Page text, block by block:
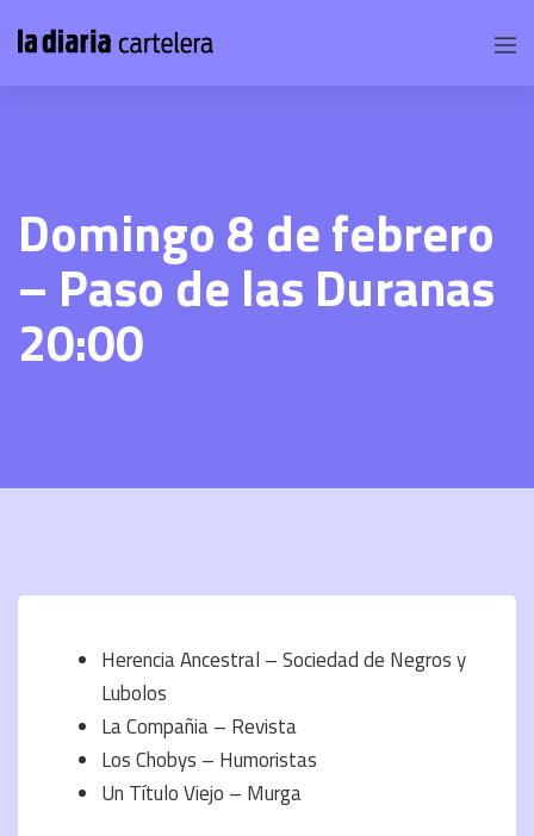
Domingo 8 de febrero
– Paso de las Duranas
20:00
Herencia Ancestral – Sociedad de Negros y
Lubolos
La Compañia – Revista
Los Chobys – Humoristas
Un Título Viejo – Murga